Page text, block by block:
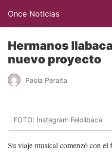
Once Noticias
Hermanos
nuevo proyecto
Paola Peralta
FOTO: Instagram Feloilbaca
Su viaje musical comenzó con el